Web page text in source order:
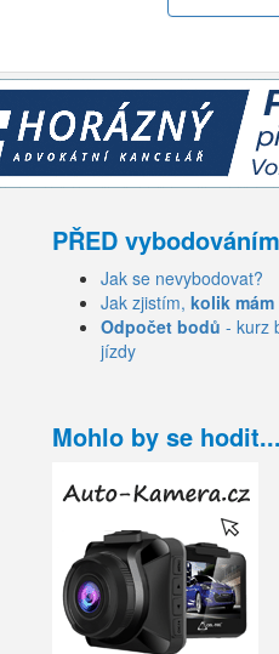
PŘED vybodováním
Jak se nevybodovat?
Jak zjistím, kolik
Odpočet bodů - kurz
jízdy
Mohlo by se hodit...